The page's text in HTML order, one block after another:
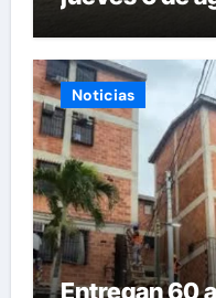
Noticias
Entregan 60